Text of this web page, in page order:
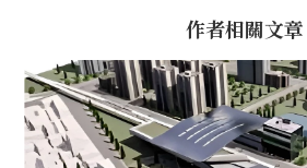
作者相關文章